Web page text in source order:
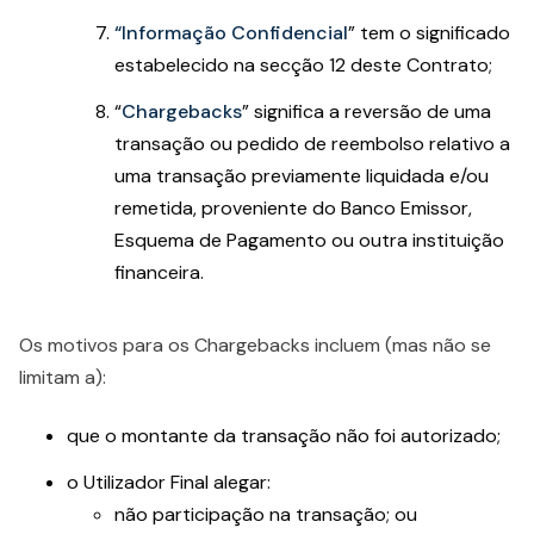
“Informação Confidencial” tem o significado
estabelecido na secção 12 deste Contrato;
“Chargebacks” significa a reversão de uma
transação ou pedido de reembolso relativo a
uma transação previamente liquidada e/ou
remetida, proveniente do Banco Emissor,
Esquema de Pagamento ou outra instituição
financeira.
Os motivos para os Chargebacks incluem (mas não se
limitam a):
que o montante da transação não foi autorizado;
o Utilizador Final alegar:
não participação na transação; ou